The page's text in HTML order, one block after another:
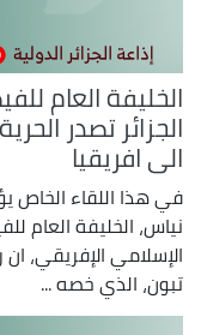
الخليفة العام
الجزائر تصدر
الى افريقيا
في هذا اللقاء الخاص
نياس، الخليفة العام
الإسلامي الإفريقي،
تبون، الذي خصه ...